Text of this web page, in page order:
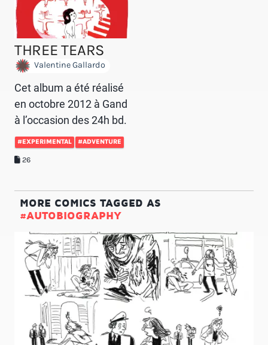
THREE TEARS
Valentine Gallardo
Cet album a été réalisé
en octobre 2012 à Gand
à l’occasion des 24h bd.
#EXPERIMENTAL #ADVENTURE
26
MORE COMICS TAGGED AS
#AUTOBIOGRAPHY